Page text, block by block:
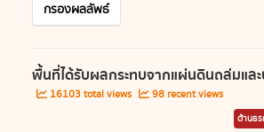
กรองผลลัพธ์
พื้นที่ได้รับผลกระทบจากแผ่นดินถล่มแล
16103 total views 98 recent views
ด้านธ